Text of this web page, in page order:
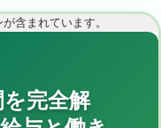
含まれています。
完全解